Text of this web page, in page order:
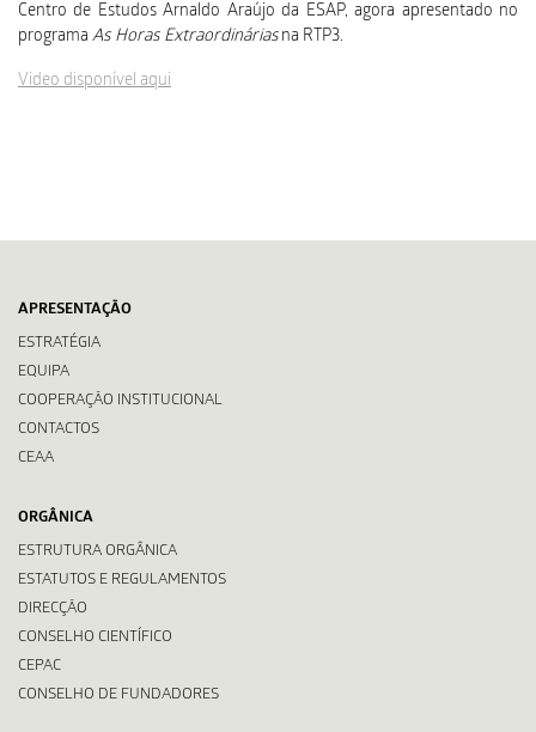
Centro de Estudos Arnaldo Araújo da ESAP, agora apresentado no
programa As Horas Extraordináriasna RTP3.
Video disponível aqui
APRESENTAÇÃO
ESTRATÉGIA
EQUIPA
COOPERAÇÃO INSTITUCIONAL
CONTACTOS
CEAA
ORGÂNICA
ESTRUTURA ORGÂNICA
ESTATUTOS E REGULAMENTOS
DIRECÇÃO
CONSELHO CIENTÍFICO
CEPAC
CONSELHO DE FUNDADORES